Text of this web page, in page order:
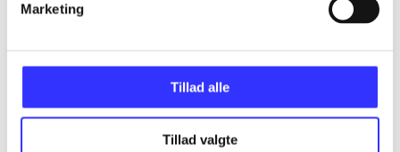
Marketing
Tillad alle
Tillad valgte
Artikler